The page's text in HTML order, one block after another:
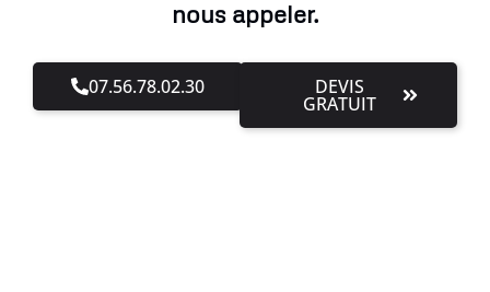
nous appeler.
07.56.78.02.30 DEVIS
GRATUIT